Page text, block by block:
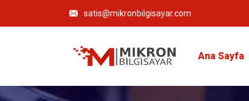
satis@mikronbilgisayar.com
Ana Sayfa